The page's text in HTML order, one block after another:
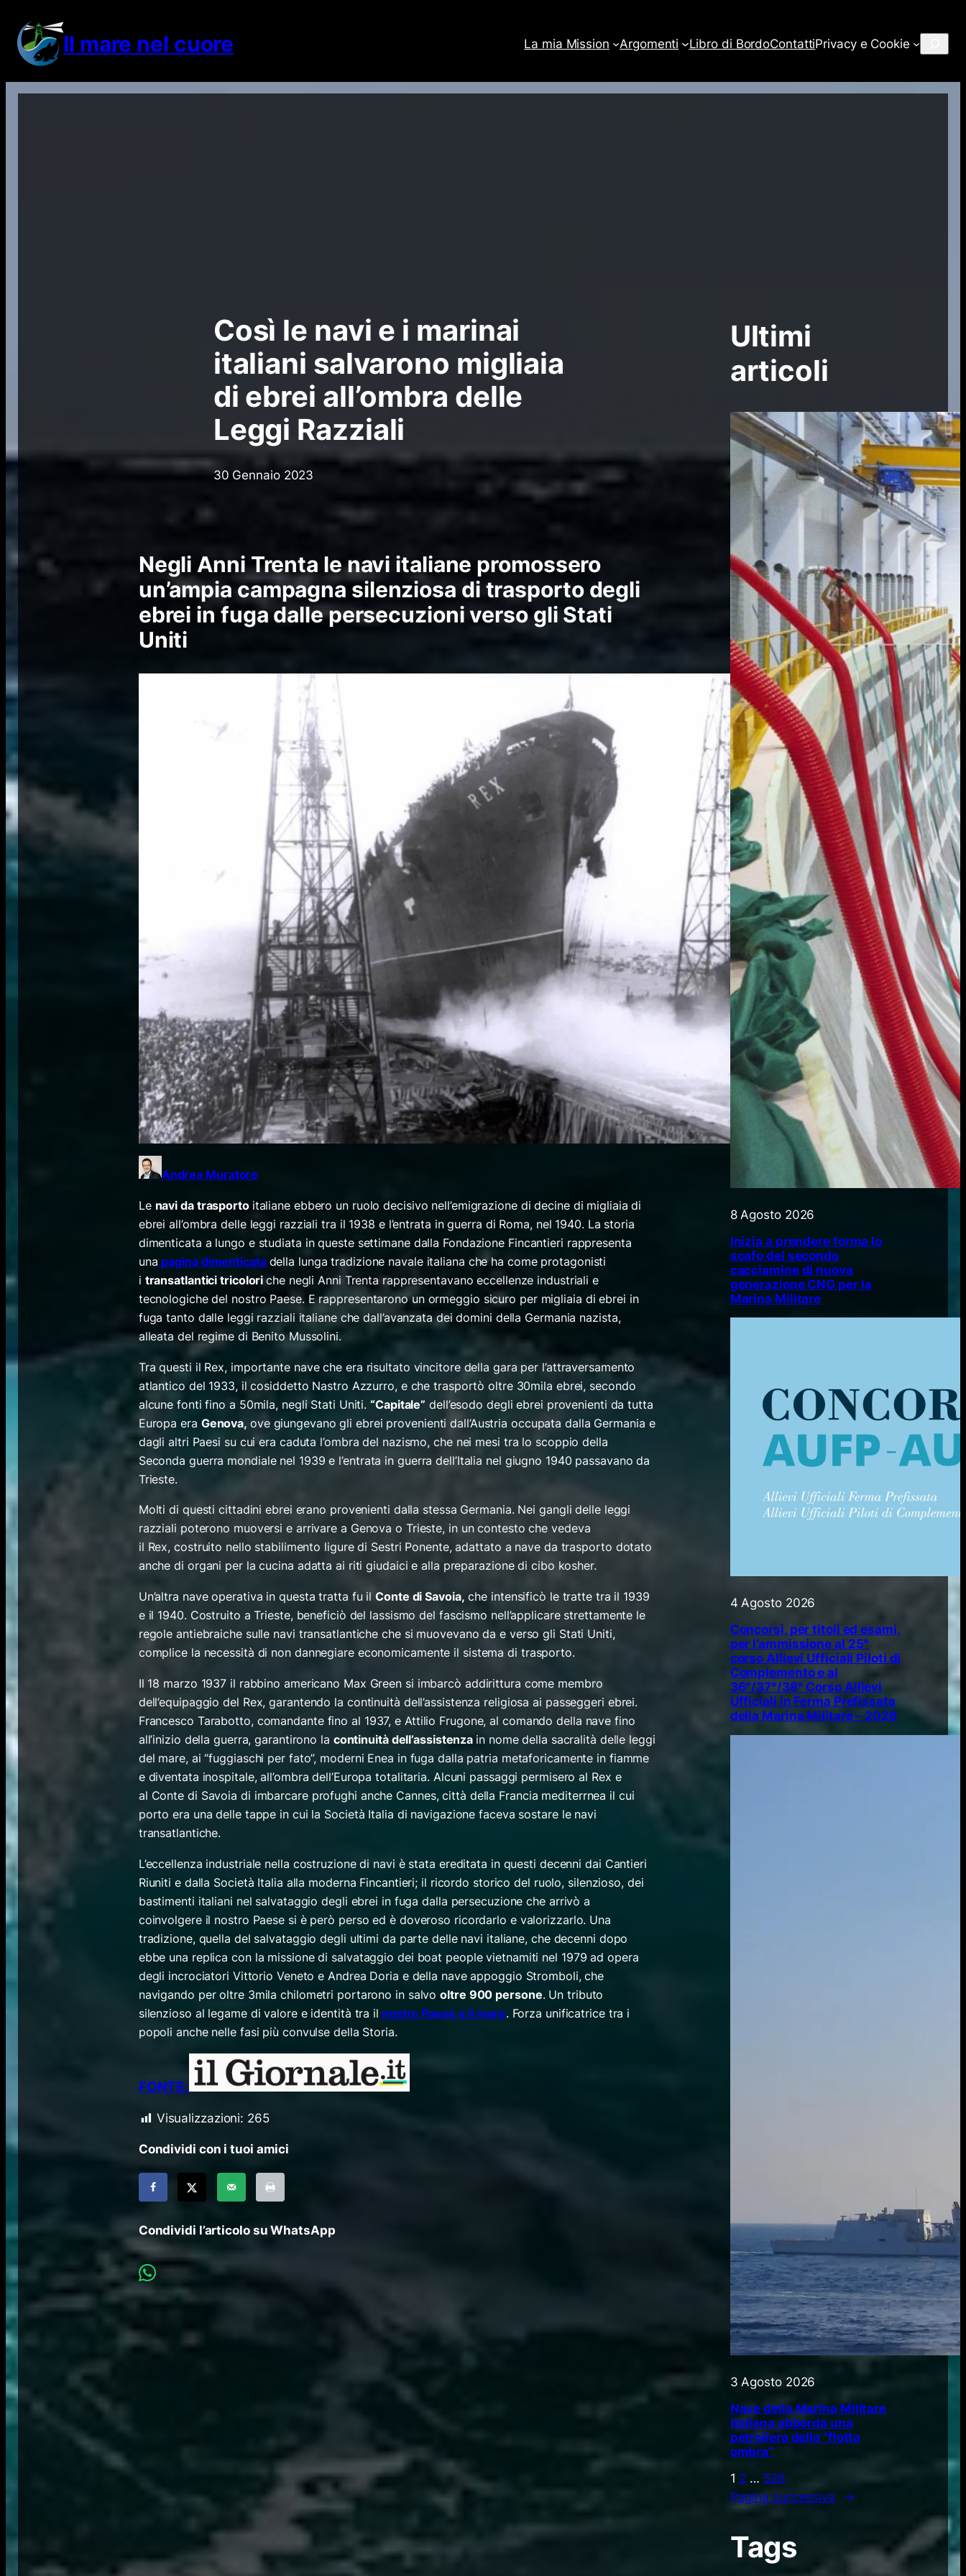
contenuto Il mare nel cuore La mia Mission Argomenti Libro di BordoContattiPrivacy e Cookie
Così le navi e i marinai
italiani salvarono migliaia
di ebrei all’ombra delle
Leggi Razziali
30 Gennaio 2023
Negli Anni Trenta le navi italiane promossero
un’ampia campagna silenziosa di trasporto degli
ebrei in fuga dalle persecuzioni verso gli Stati
Uniti
Andrea Muratore
Le navi da trasporto italiane ebbero un ruolo decisivo nell’emigrazione di decine di migliaia di
ebrei all’ombra delle leggi razziali tra il 1938 e l’entrata in guerra di Roma, nel 1940. La storia
dimenticata a lungo e studiata in queste settimane dalla Fondazione Fincantieri rappresenta
una pagina dimenticata della lunga tradizione navale italiana che ha come protagonisti
i transatlantici tricoloriche negli Anni Trenta rappresentavano eccellenze industriali e
tecnologiche del nostro Paese. E rappresentarono un ormeggio sicuro per migliaia di ebrei in
fuga tanto dalle leggi razziali italiane che dall’avanzata dei domini della Germania nazista,
alleata del regime di Benito Mussolini.
Tra questi il Rex, importante nave che era risultato vincitore della gara per l’attraversamento
atlantico del 1933, il cosiddetto Nastro Azzurro, e che trasportò oltre 30mila ebrei, secondo
alcune fonti fino a 50mila, negli Stati Uniti.“Capitale” dell’esodo degli ebrei provenienti da tutta
Europa era Genova, ove giungevano gli ebrei provenienti dall’Austria occupata dalla Germania e
dagli altri Paesi su cui era caduta l’ombra del nazismo, che nei mesi tra lo scoppio della
Seconda guerra mondiale nel 1939 e l’entrata in guerra dell’Italia nel giugno 1940 passavano da
Trieste.
Molti di questi cittadini ebrei erano provenienti dalla stessa Germania. Nei gangli delle leggi
razziali poterono muoversi e arrivare a Genova o Trieste, in un contesto che vedeva
il Rex, costruito nello stabilimento ligure di Sestri Ponente, adattato a nave da trasporto dotato
anche di organi per la cucina adatta ai riti giudaici e alla preparazione di cibo kosher.
Un’altra nave operativa in questa tratta fu ilConte di Savoia, che intensificò le tratte tra il 1939
e il 1940. Costruito a Trieste, beneficiò del lassismo del fascismo nell’applicare strettamente le
regole antiebraiche sulle navi transatlantiche che si muovevano da e verso gli Stati Uniti,
complice la necessità di non dannegiare economicamente il sistema di trasporto.
Il 18 marzo 1937 il rabbino americano Max Green si imbarcò addirittura come membro
dell’equipaggio del Rex, garantendo la continuità dell’assistenza religiosa ai passeggeri ebrei.
Francesco Tarabotto, comandante fino al 1937, e Attilio Frugone, al comando della nave fino
all’inizio della guerra, garantirono la continuità dell’assistenza in nome della sacralità delle leggi
del mare, ai “fuggiaschi per fato”, moderni Enea in fuga dalla patria metaforicamente in fiamme
e diventata inospitale, all’ombra dell’Europa totalitaria. Alcuni passaggi permisero al Rex e
al Conte di Savoia di imbarcare profughi anche Cannes, città della Francia mediterrnea il cui
porto era una delle tappe in cui la Società Italia di navigazione faceva sostare le navi
transatlantiche.
L’eccellenza industriale nella costruzione di navi è stata ereditata in questi decenni dai Cantieri
Riuniti e dalla Società Italia alla moderna Fincantieri; il ricordo storico del ruolo, silenzioso, dei
bastimenti italiani nel salvataggio degli ebrei in fuga dalla persecuzione che arrivò a
coinvolgere il nostro Paese si è però perso ed è doveroso ricordarlo e valorizzarlo. Una
tradizione, quella del salvataggio degli ultimi da parte delle navi italiane, che decenni dopo
ebbe una replica con la missione di salvataggio dei boat people vietnamiti nel 1979 ad opera
degli incrociatori Vittorio Veneto e Andrea Doria e della nave appoggio Stromboli, che
navigando per oltre 3mila chilometri portarono in salvooltre 900 persone. Un tributo
silenzioso al legame di valore e identità tra il nostro Paese e il mare. Forza unificatrice tra i
popoli anche nelle fasi più convulse della Storia.
FONTE:
Visualizzazioni: 265
Condividi con i tuoi amici
Condividi l’articolo su WhatsApp
Ultimi
articoli
8 Agosto 2026
Inizia a prendere forma lo
scafo del secondo
cacciamine di nuova
generazione CNG per la
Marina Militare
4 Agosto 2026
Concorsi, per titoli ed esami,
per l’ammissione al 25°
corso Allievi Ufficiali Piloti di
Complemento e al
36°/37°/38° Corso Allievi
Ufficiali in Ferma Prefissata
della Marina Militare – 2026
3 Agosto 2026
Nave della Marina Militare
italiana abborda una
petroliera della “flotta
ombra”
1 2 … 526
Pagina successiva
→
Tags